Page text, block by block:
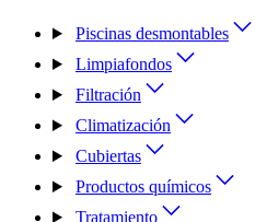
Piscinas desmontables
Limpiafondos
Filtración
Climatización
Cubiertas
Productos químicos
Tratamiento